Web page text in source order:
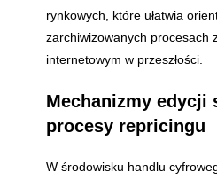
rynkowych, które ułatwia
zarchiwizowanych procesach
internetowym w przeszłości.
Mechanizmy edycji
procesy repricingu
W środowisku handlu